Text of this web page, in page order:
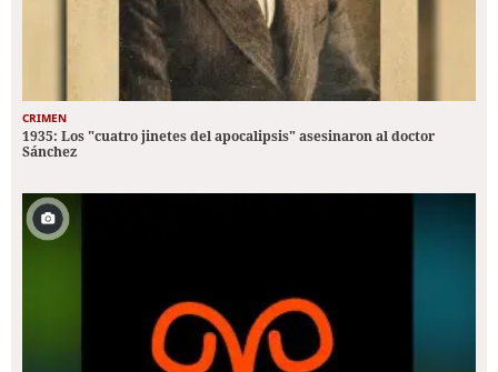
CRIMEN
1935: Los "cuatro jinetes del apocalipsis" asesinaron al doctor
Sánchez